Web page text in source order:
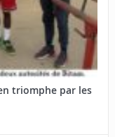
triomphe par les